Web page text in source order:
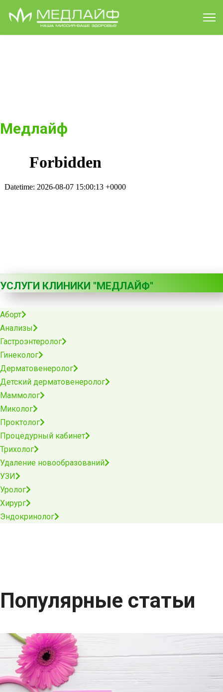
Клиника "Медлайф"
Медлайф, многопрофильная
Медлайф
УСЛУГИ КЛИНИКИ "МЕДЛАЙФ"
Аборт
Анализы
Гастроэнтеролог
Гинеколог
Дерматовенеролог
Детский дерматовенеролог
Маммолог
Миколог
Проктолог
Процедурный кабинет
Трихолог
Удаление новообразований
УЗИ
Уролог
Хирург
Эндокринолог
Популярные статьи